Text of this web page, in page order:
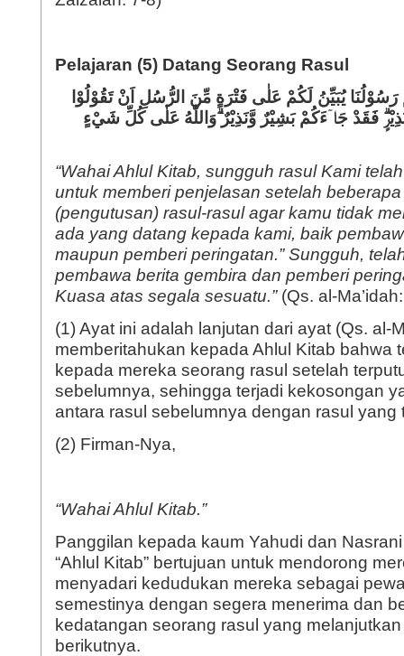
Pelajaran (5) Datang Seorang Rasul
يُبَيِّنُ لَكُمْ عَلٰى فَتْرَةٍ مِّنَ الرُّسُلِ اَنْ تَقُوْلُوْا
فَقَدْ جَاۤءَكُمْ بَشِيْرٌ وَّنَذِيْرٌ ۗوَاللّٰهُ عَلٰى كُلِّ شَيْءٍ
“Wahai Ahlul Kitab, sungguh rasul Kami
untuk memberi penjelasan setelah
(pengutusan) rasul-rasul agar kamu tidak
ada yang datang kepada kami, baik
maupun pemberi peringatan.” Sungguh,
pembawa berita gembira dan pemberi
Kuasa atas segala sesuatu.”(Qs. al-
(1) Ayat ini adalah lanjutan dari ayat (Qs. al-
memberitahukan kepada Ahlul Kitab bahwa
kepada mereka seorang rasul setelah
sebelumnya, sehingga terjadi kekosongan
antara rasul sebelumnya dengan rasul yang
(2) Firman-Nya,
“Wahai Ahlul Kitab.”
Panggilan kepada kaum Yahudi dan
“Ahlul Kitab” bertujuan untuk mendorong
menyadari kedudukan mereka sebagai
semestinya dengan segera menerima dan
kedatangan seorang rasul yang
berikutnya.